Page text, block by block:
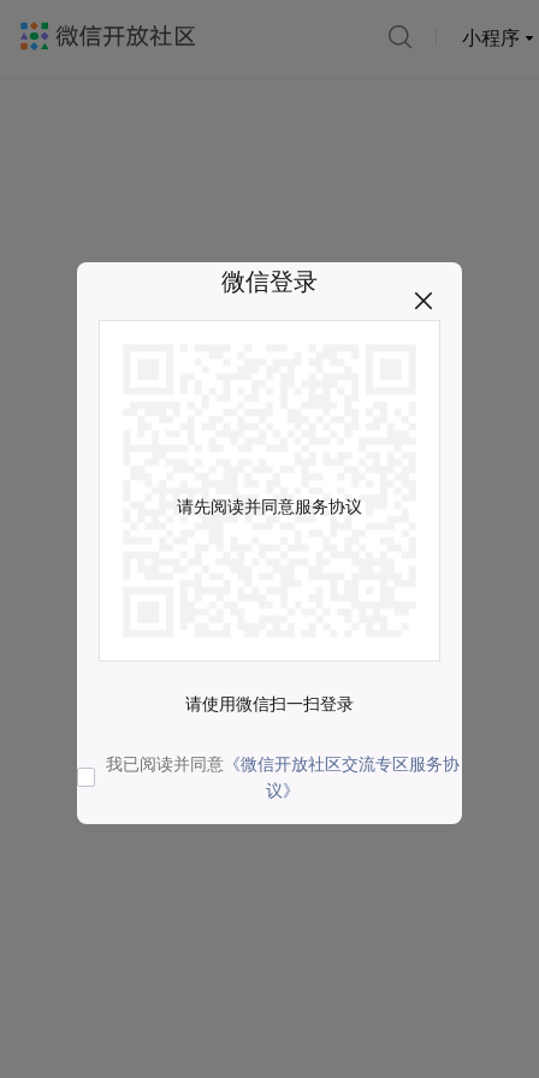
小程序
微信登录
请先阅读并同意服务协议
请使用微信扫一扫登录
我已阅读并同意 《微信开放社区交流专区服务协
议》